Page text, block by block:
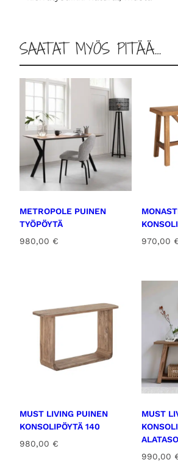
m
ä
SAATAT MYÖS PITÄÄ…
METROPOLE PUINEN
TYÖPÖYTÄ
980,00 €
970,00
MUST LIVING PUINEN
KONSOLIPÖYTÄ 140
980,00 €
MUST
990,00